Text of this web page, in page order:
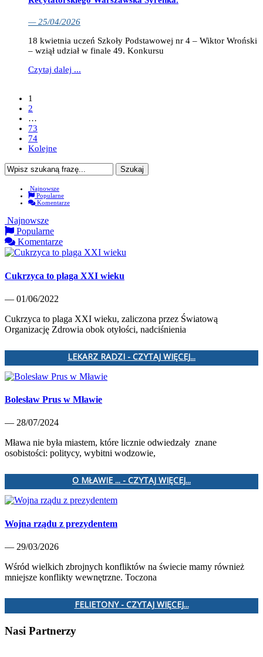
— 25/04/2026
18 kwietnia uczeń Szkoły Podstawowej nr 4 – Wiktor Wroński
– wziął udział w finale 49. Konkursu
Czytaj dalej ...
1
2
…
73
74
Kolejne
Najnowsze
Popularne
Komentarze
Najnowsze
Popularne
Komentarze
Cukrzyca to plaga XXI wieku
— 01/06/2022
Cukrzyca to plaga XXI wieku, zaliczona przez Światową
Organizację Zdrowia obok otyłości, nadciśnienia
LEKARZ RADZI - CZYTAJ WIĘCEJ...
Bolesław Prus w Mławie
— 28/07/2024
Mława nie była miastem, które licznie odwiedzały znane
osobistości: politycy, wybitni wodzowie,
O MŁAWIE ... - CZYTAJ WIĘCEJ...
Wojna rządu z prezydentem
— 29/03/2026
Wśród wielkich zbrojnych konfliktów na świecie mamy również
mniejsze konflikty wewnętrzne. Toczona
FELIETONY - CZYTAJ WIĘCEJ...
Nasi Partnerzy